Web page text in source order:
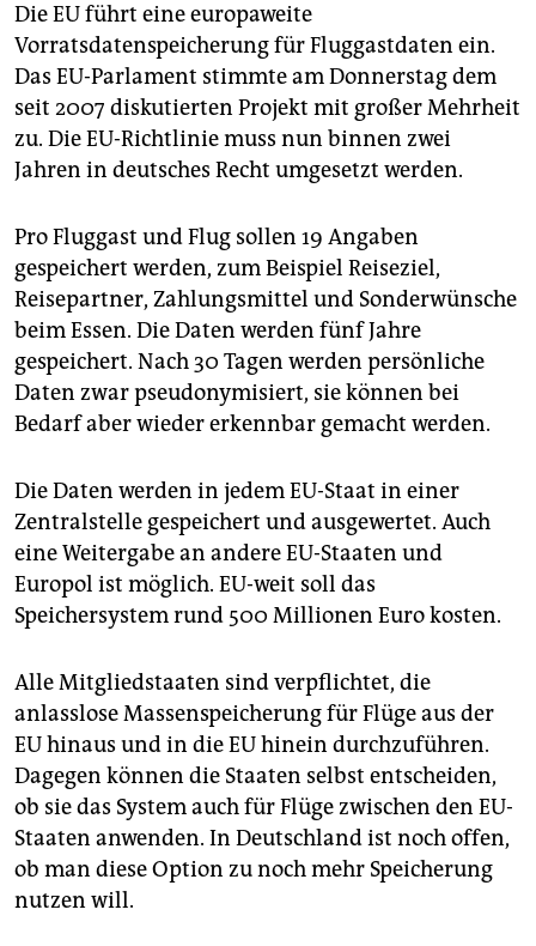
abo
genossenschaft
epaper login
Die EU führt eine europaweite
Vorratsdatenspeicherung für Fluggastdaten ein.
Das EU-Parlament stimmte am Donnerstag dem
seit 2007 diskutierten Projekt mit großer Mehrheit
zu. Die EU-Richtlinie muss nun binnen zwei
Jahren in deutsches Recht umgesetzt werden.
Pro Fluggast und Flug sollen 19 Angaben
gespeichert werden, zum Beispiel Reiseziel,
Reisepartner, Zahlungsmittel und Sonderwünsche
beim Essen. Die Daten werden fünf Jahre
gespeichert. Nach 30 Tagen werden persönliche
Daten zwar pseudonymisiert, sie können bei
Bedarf aber wieder erkennbar gemacht werden.
Die Daten werden in jedem EU-Staat in einer
Zentralstelle gespeichert und ausgewertet. Auch
eine Weitergabe an andere EU-Staaten und
Europol ist möglich. EU-weit soll das
Speichersystem rund 500 Millionen Euro kosten.
Alle Mitgliedstaaten sind verpflichtet, die
anlasslose Massenspeicherung für Flüge aus der
EU hinaus und in die EU hinein durchzuführen.
Dagegen können die Staaten selbst entscheiden,
ob sie das System auch für Flüge zwischen den EU-
Staaten anwenden. In Deutschland ist noch offen,
ob man diese Option zu noch mehr Speicherung
nutzen will.